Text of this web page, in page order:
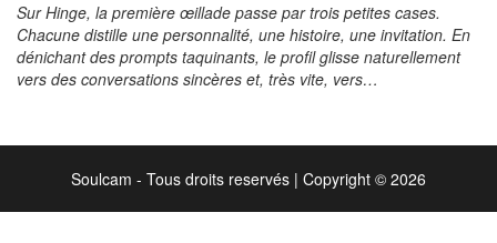
Sur Hinge, la première œillade passe par trois petites cases.
Chacune distille une personnalité, une histoire, une invitation. En
dénichant des prompts taquinants, le profil glisse naturellement
vers des conversations sincères et, très vite, vers…
Soulcam - Tous droits reservés | Copyright © 2026